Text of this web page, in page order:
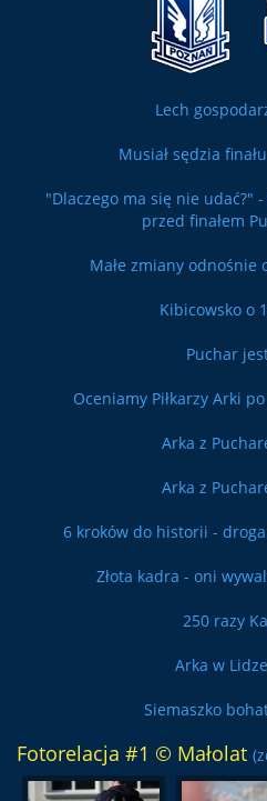
Lech
Musiał sędzia
"Dlaczego ma się nie udać?"
przed finałem
Małe zmiany odnośnie
Kibicowsko o
Puchar
Oceniamy Piłkarzy Arki
Arka z
Arka z
6 kroków do historii -
Złota kadra - oni
250 razy
Arka w
Siemaszko
Fotorelacja #1 © Małolat